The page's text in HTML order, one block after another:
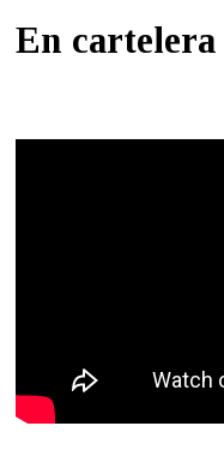
En cartelera